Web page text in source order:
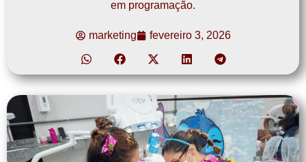
em programação.
marketing fevereiro 3, 2026